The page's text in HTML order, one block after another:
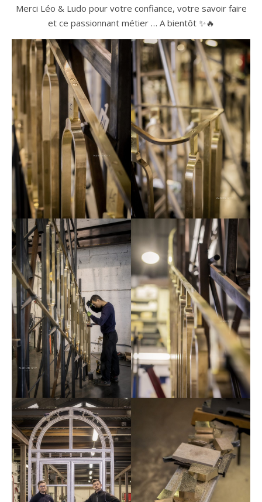
Merci Léo & Ludo pour votre confiance, votre savoir faire
et ce passionnant métier … A bientôt ✨🔥